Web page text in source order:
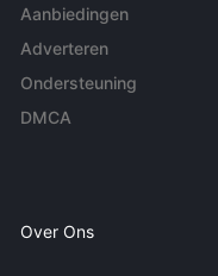
Aanbiedingen
Adverteren
Ondersteuning
DMCA
Over Ons